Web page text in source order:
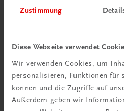
Zustimmung
Diese Webseite verwendet
Wir verwenden Cookies, um
personalisieren, Funktionen für
können und die Zugriffe auf
Außerdem geben wir